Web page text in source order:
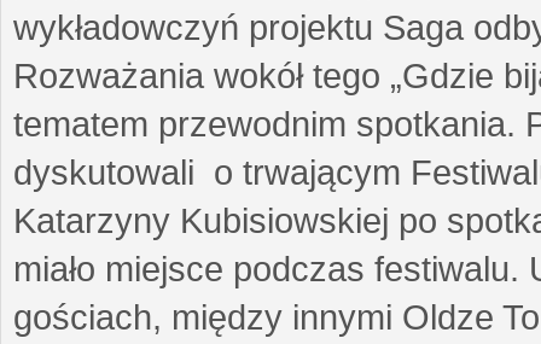
wykładowczyń projektu Saga
Rozważania wokół tego „Gdzie
tematem przewodnim spotkania.
dyskutowali o trwającym
Katarzyny Kubisiowskiej po
miało miejsce podczas
gościach, między innymi Oldze